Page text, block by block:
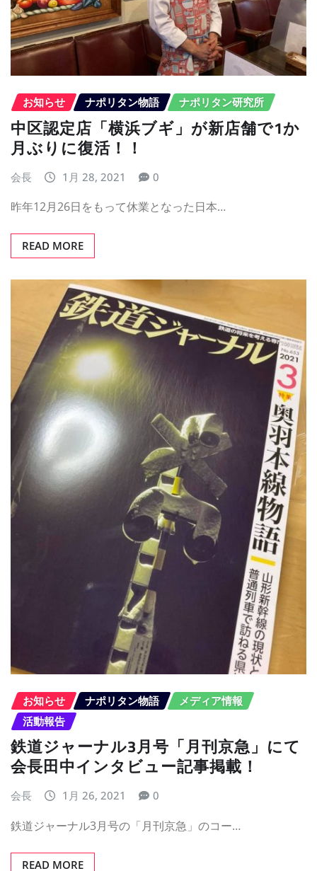
お知らせ ナポリタン物語 ナポリタン研究所
中区認定店「横浜ブギ」が新店舗で1か
月ぶりに復活！！
会長 1月 28, 2021 0
昨年12月26日をもって休業となった日本…
READ MORE
お知らせ ナポリタン物語
メディア情報
活動報告
鉄道ジャーナル3月号「月刊京急」にて
会長田中インタビュー記事掲載！
会長 1月 26, 2021 0
鉄道ジャーナル3月号の「月刊京急」のコー…
READ MORE